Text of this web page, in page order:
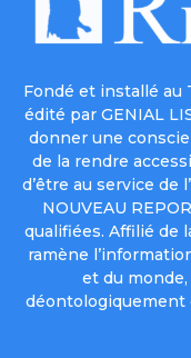
Fondé et installé au
édité par GENIAL
donner une
de la rendre
d’être au service de
NOUVEAU
qualifiées. Affilié de
ramène
et du
déontologiquement